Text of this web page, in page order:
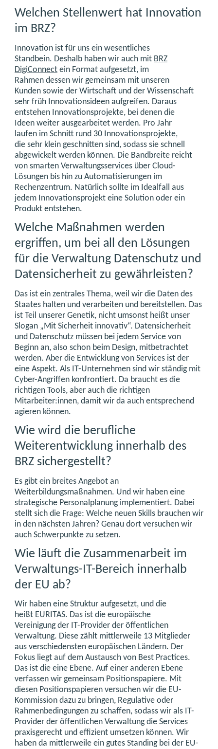
Welchen Stellenwert hat Innovation
im BRZ?
Innovation ist für uns ein wesentliches
Standbein. Deshalb haben wir auch mit BRZ
DigiConnect ein Format aufgesetzt, im
Rahmen dessen wir gemeinsam mit unseren
Kunden sowie der Wirtschaft und der Wissenschaft
sehr früh Innovationsideen aufgreifen. Daraus
entstehen Innovationsprojekte, bei denen die
Ideen weiter ausgearbeitet werden. Pro Jahr
laufen im Schnitt rund 30 Innovationsprojekte,
die sehr klein geschnitten sind, sodass sie schnell
abgewickelt werden können. Die Bandbreite reicht
von smarten Verwaltungsservices über Cloud-
Lösungen bis hin zu Automatisierungen im
Rechenzentrum. Natürlich sollte im Idealfall aus
jedem Innovationsprojekt eine Solution oder ein
Produkt entstehen.
Welche Maßnahmen werden
ergriffen, um bei all den Lösungen
für die Verwaltung Datenschutz und
Datensicherheit zu gewährleisten?
Das ist ein zentrales Thema, weil wir die Daten des
Staates halten und verarbeiten und bereitstellen. Das
ist Teil unserer Genetik, nicht umsonst heißt unser
Slogan „Mit Sicherheit innovativ“. Datensicherheit
und Datenschutz müssen bei jedem Service von
Beginn an, also schon beim Design, mitbetrachtet
werden. Aber die Entwicklung von Services ist der
eine Aspekt. Als IT-Unternehmen sind wir ständig mit
Cyber-Angriffen konfrontiert. Da braucht es die
richtigen Tools, aber auch die richtigen
Mitarbeiter:innen, damit wir da auch entsprechend
agieren können.
Wie wird die berufliche
Weiterentwicklung innerhalb des
BRZ sichergestellt?
Es gibt ein breites Angebot an
Weiterbildungsmaßnahmen. Und wir haben eine
strategische Personalplanung implementiert. Dabei
stellt sich die Frage: Welche neuen Skills brauchen wir
in den nächsten Jahren? Genau dort versuchen wir
auch Schwerpunkte zu setzen.
Wie läuft die Zusammenarbeit im
Verwaltungs-IT-Bereich innerhalb
der EU ab?
Wir haben eine Struktur aufgesetzt, und die
heißt EURITAS. Das ist die europäische
Vereinigung der IT-Provider der öffentlichen
Verwaltung. Diese zählt mittlerweile 13 Mitglieder
aus verschiedensten europäischen Ländern. Der
Fokus liegt auf dem Austausch von Best Practices.
Das ist die eine Ebene. Auf einer anderen Ebene
verfassen wir gemeinsam Positionspapiere. Mit
diesen Positionspapieren versuchen wir die EU-
Kommission dazu zu bringen, Regulative oder
Rahmenbedingungen zu schaffen, sodass wir als IT-
Provider der öffentlichen Verwaltung die Services
praxisgerecht und effizient umsetzen können. Wir
haben da mittlerweile ein gutes Standing bei der EU-